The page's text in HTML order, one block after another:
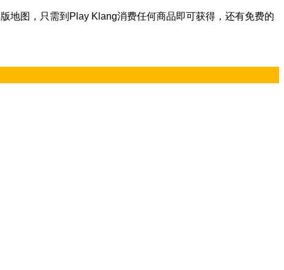
地图，只需到Play Klang消费任何商品即可获得，还有免费的